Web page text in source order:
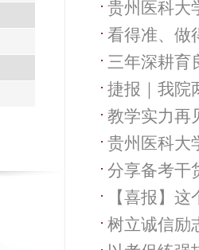
贵州医科大
看得准、做
拟教学
三年深耕
地学员顺利
捷报｜我院
教学实力再
贵州医科大
生网络安全
分享备考干
【喜报】
学校赛金奖
树立诚信励